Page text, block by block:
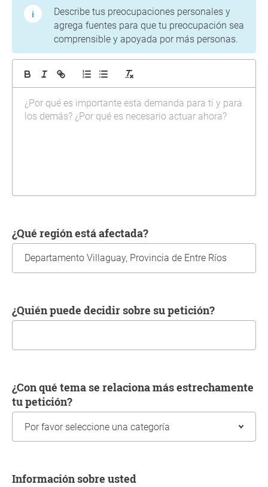
Describe tus preocupaciones personales y
agrega fuentes para que tu preocupación sea
comprensible y apoyada por más personas.
¿Qué región está afectada?
¿Quién puede decidir sobre su petición?
¿Con qué tema se relaciona más estrechamente
tu petición?
Información sobre usted